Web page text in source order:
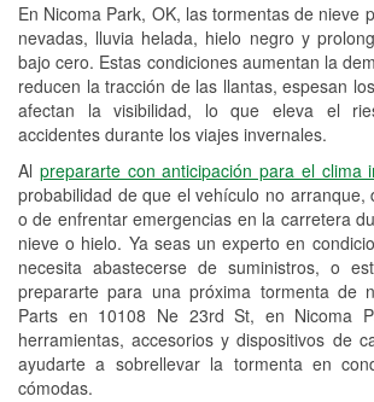
En Nicoma Park, OK, las tormentas de nieve
nevadas, lluvia helada, hielo negro y
bajo cero. Estas condiciones aumentan la
reducen la tracción de las llantas, espesan
afectan la visibilidad, lo que eleva el
accidentes durante los viajes invernales.
Al prepararte con anticipación para el clima
probabilidad de que el vehículo no arranque,
o de enfrentar emergencias en la carretera
nieve o hielo. Ya seas un experto en
necesita abastecerse de suministros, o
prepararte para una próxima tormenta de
Parts en 10108 Ne 23rd St, en Nicoma
herramientas, accesorios y dispositivos de
ayudarte a sobrellevar la tormenta en
cómodas.
Programa de Préstamo de
Herramientas
Rectificación de tambores y
freno
Snowstorm Supplies
Tornado Supplies
Conoce más